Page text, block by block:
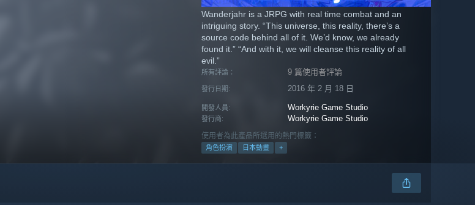
Wanderjahr is a JRPG with real time combat and an
intriguing story. “This universe, this reality, there’s a
source code behind all of it. We’d know, we already
found it.” “And with it, we will cleanse this reality of all
evil.”
所有評論： 9 篇使用者評論
發行日期: 2016 年 2 月 18 日
開發人員: Workyrie Game Studio
發行商: Workyrie Game Studio
使用者為此產品所選用的熱門標籤：
角色扮演 日本動畫 +